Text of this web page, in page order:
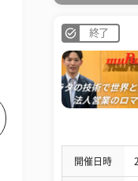
終了
開催日時